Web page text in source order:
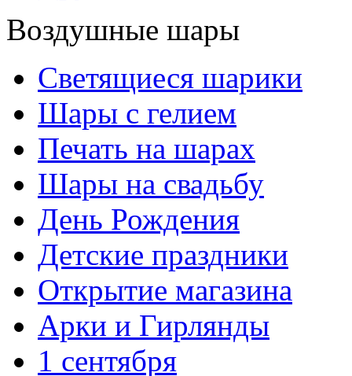
Воздушные шары
Светящиеся шарики
Шары с гелием
Печать на шарах
Шары на свадьбу
День Рождения
Детские праздники
Открытие магазина
Арки и Гирлянды
1 сентября